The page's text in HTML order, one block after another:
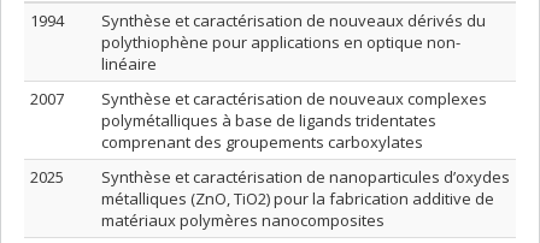
1994
Synthèse et caractérisation de nouveaux dérivés du
polythiophène pour applications en optique non-
linéaire
2007
Synthèse et caractérisation de nouveaux complexes
polymétalliques à base de ligands tridentates
comprenant des groupements carboxylates
2025
Synthèse et caractérisation de nanoparticules d’oxydes
métalliques (ZnO, TiO2) pour la fabrication additive de
matériaux polymères nanocomposites